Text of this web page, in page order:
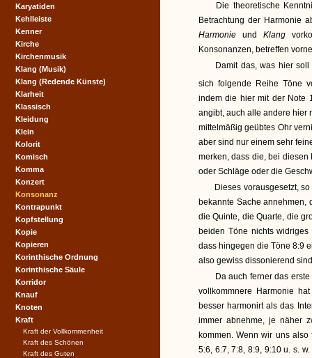
Die theoretische
Betrachtung der Harmonie
Harmonie und Klang
Konsonanzen, betreffen
Damit das, was hier
sich folgende Reihe Töne
indem die hier mit der Note
angibt, auch alle andere hier
mittelmäßig geübtes Ohr
aber sind nur einem sehr
merken, dass die, bei
oder Schläge oder die
Dieses vorausgesetzt,
bekannte Sache annehmen,
die Quinte, die Quarte, die
beiden Töne nichts
dass hingegen die Töne 8:9
also gewiss dissonierend
Da auch ferner das
vollkommnere Harmonie
besser harmonirt als das
immer abnehme, je näher
kommen. Wenn wir uns
5:6, 6:7, 7:8, 8:9, 9:10 u. s.
Karyatiden
Kehlleiste
Kenner
Kirche
Kirchenmusik
Klang (Musik)
Klang (Redende Künste)
Klarheit
Klassisch
Kleidung
Klein
Kolorit
Komisch
Komma
Konzert
Konsonanz
Kontrapunkt
Kopfstellung
Kopie
Kopieren
Korinthische Ordnung
Korinthische Säule
Korridor
Knauf
Knoten
Kraft
Kraft der Vollkommenheit
Kraft des Schönen
Kraft des Guten